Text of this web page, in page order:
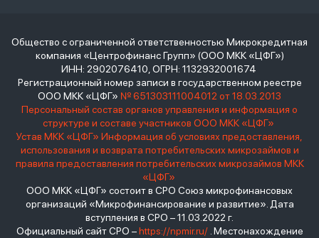
Общество с ограниченной ответственностью Микрокредитная
компания «Центрофинанс Групп» (ООО МКК «ЦФГ»)
ИНН: 2902076410, ОГРН: 1132932001674
Регистрационный номер записи в государственном реестре
ООО МКК «ЦФГ» № 651303111004012 от 18.03.2013
Персональный состав органов управления и информация о
структуре и составе участников ООО МКК «ЦФГ»
Устав МКК «ЦФГ» Информация об условиях предоставления,
использования и возврата потребительских микрозаймов и
правила предоставления потребительских микрозаймов МКК
«ЦФГ»
ООО МКК «ЦФГ» состоит в СРО Союз микрофинансовых
организаций «Микрофинансирование и развитие». Дата
вступления в СРО – 11.03.2022 г.
Официальный сайт СРО –https://npmir.ru/. Местонахождение